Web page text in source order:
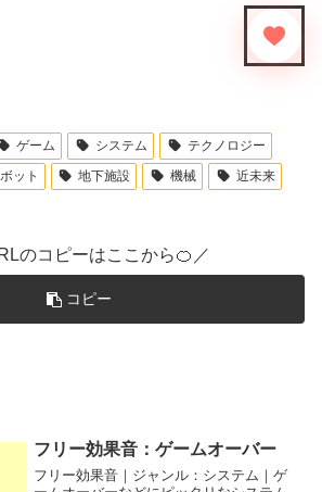
ゲーム システム
テクノロジー
ット 地下施設 機械
近未来
のコピーはここから🍊／
コピー
フリー効果音：ゲームオーバー
フリー効果音｜ジャンル：システム｜ゲ